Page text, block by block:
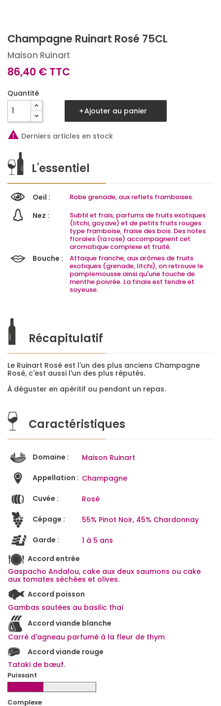
Champagne Ruinart Rosé 75CL
Maison Ruinart
86,40 € TTC
Quantité
Ajouter au panier
 Derniers articles en stock
L'essentiel
Oeil : Robe grenade, aux reflets framboises.
Nez :
Subtil et frais, parfums de fruits exotiques
(litchi, goyave) et de petits fruits rouges
type framboise, fraise des bois. Des notes
florales (la rose) accompagnent cet
aromatique complexe et fruité.
Bouche :
Attaque franche, aux arômes de fruits
exotiques (grenade, litchi), on retrouve le
pamplemousse ainsi qu'une touche de
menthe poivrée. La finale est tendre et
soyeuse.
Récapitulatif
Le Ruinart Rosé est l'un des plus anciens Champagne
Rosé, c'est aussi l'un des plus réputés.
À déguster en apéritif ou pendant un repas.
Caractéristiques
Domaine : Maison Ruinart
Appellation : Champagne
Cuvée : Rosé
Cépage : 55% Pinot Noir, 45% Chardonnay
Garde :
1 à 5 ans
Accord entrée
Gaspacho Andalou, cake aux deux saumons ou cake
aux tomates séchées et olives.
Accord poisson
Gambas sautées au basilic thaï
Accord viande blanche
Carré d'agneau parfumé à la fleur de thym
Accord viande rouge
Tataki de bœuf.
Puissant
Complexe